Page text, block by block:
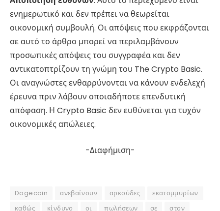
ενημερωτικό και δεν πρέπει να θεωρείται
οικονομική συμβουλή. Οι απόψεις που εκφράζονται
σε αυτό το άρθρο μπορεί να περιλαμβάνουν
προσωπικές απόψεις του συγγραφέα και δεν
αντικατοπτρίζουν τη γνώμη του The Crypto Basic.
Οι αναγνώστες ενθαρρύνονται να κάνουν ενδελεχή
έρευνα πριν λάβουν οποιαδήποτε επενδυτική
απόφαση. Η Crypto Basic δεν ευθύνεται για τυχόν
οικονομικές απώλειες.
-Διαφήμιση-
Dogecoin ανεβαίνουν αρκούδες
εκατομμυρίων
καθώς
κίνδυνο οι πωλήσεων σε
στον